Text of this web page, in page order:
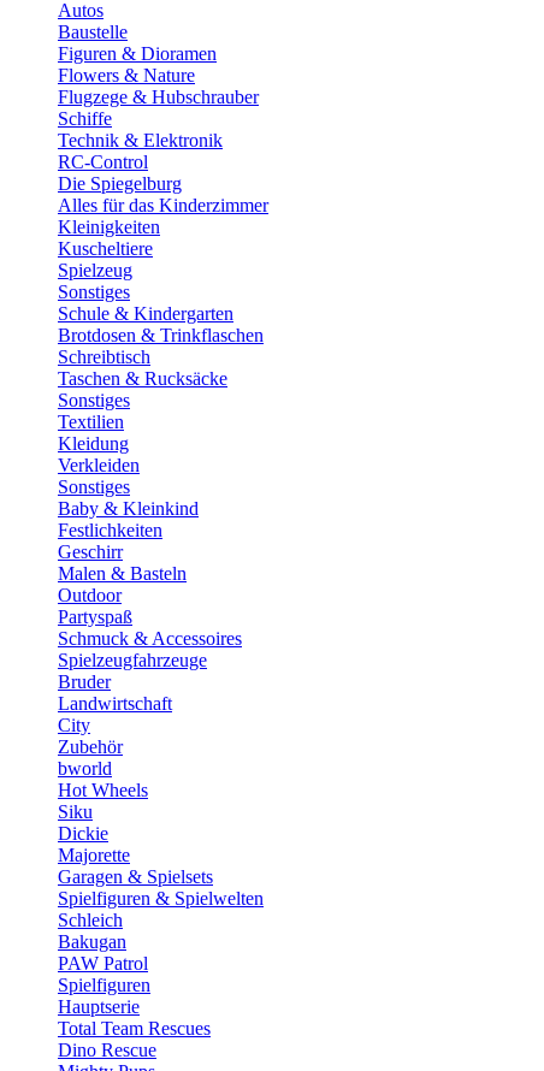
Autos
Baustelle
Figuren & Dioramen
Flowers & Nature
Flugzege & Hubschrauber
Schiffe
Technik & Elektronik
RC-Control
Die Spiegelburg
Alles für das Kinderzimmer
Kleinigkeiten
Kuscheltiere
Spielzeug
Sonstiges
Schule & Kindergarten
Brotdosen & Trinkflaschen
Schreibtisch
Taschen & Rucksäcke
Sonstiges
Textilien
Kleidung
Verkleiden
Sonstiges
Baby & Kleinkind
Festlichkeiten
Geschirr
Malen & Basteln
Outdoor
Partyspaß
Schmuck & Accessoires
Spielzeugfahrzeuge
Bruder
Landwirtschaft
City
Zubehör
bworld
Hot Wheels
Siku
Dickie
Majorette
Garagen & Spielsets
Spielfiguren & Spielwelten
Schleich
Bakugan
PAW Patrol
Spielfiguren
Hauptserie
Total Team Rescues
Dino Rescue